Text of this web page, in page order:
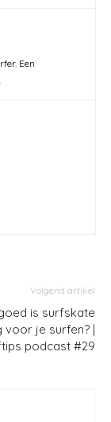
Een
Volgend artikel
is surfskate
voor je surfen? |
podcast #29